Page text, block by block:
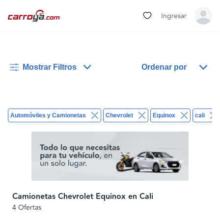
Ingresar
Mostrar Filtros Ordenar por
Automóviles y Camionetas Chevrolet Equinox cali
Camionetas Chevrolet Equinox en Cali
4 Ofertas